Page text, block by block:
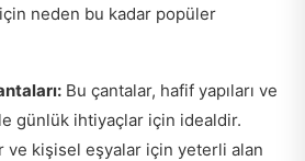
neden bu kadar popüler
Bu çantalar, hafif yapıları ve
günlük ihtiyaçlar için idealdir.
ve kişisel eşyalar için yeterli alan